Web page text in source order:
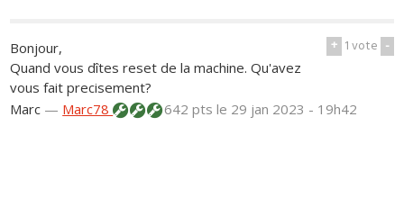
+ 1vote -
Bonjour,
Quand vous dîtes reset de la machine. Qu'avez
vous fait precisement?
Marc — Marc78 642 ptsle 29 jan 2023 - 19h42